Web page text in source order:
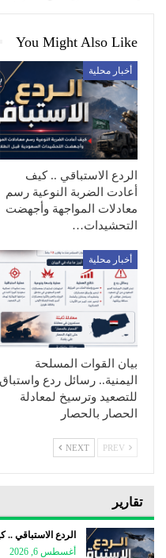
You Might Also Like
أخبار محلية
الردع الاستباقي .. كيف
أعادت الضربة النوعية رسم
معادلات المواجهة وأجهضت
التحشيدات…
أخبار محلية
بيان القوات المسلحة
اليمنية.. رسائل ردع واستباق
للتصعيد وترسيخ لمعادلة
الحصار بالحصار
NEXT
تقارير
الردع الاستباقي
أغسطس 6, 2026